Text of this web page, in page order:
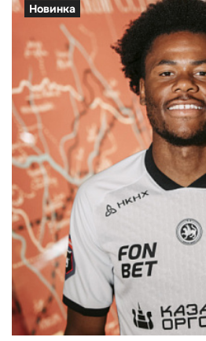
Новинка